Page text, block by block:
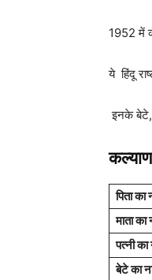
1952 में
ये हिंदू
इनके बेटे,
पिता
माता
पत्नी
बेटे का